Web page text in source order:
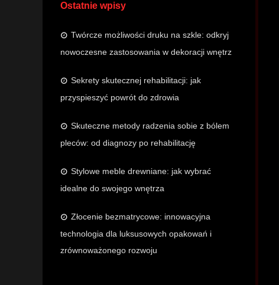
Ostatnie wpisy
Twórcze możliwości druku na szkle: odkryj
nowoczesne zastosowania w dekoracji wnętrz
Sekrety skutecznej rehabilitacji: jak
przyspieszyć powrót do zdrowia
Skuteczne metody radzenia sobie z bólem
pleców: od diagnozy po rehabilitację
Stylowe meble drewniane: jak wybrać
idealne do swojego wnętrza
Złocenie bezmatrycowe: innowacyjna
technologia dla luksusowych opakowań i
zrównoważonego rozwoju